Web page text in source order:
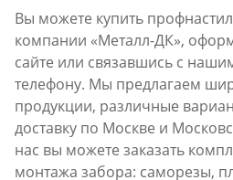
Вы можете купить
компании «Металл-ДК»,
сайте или связавшись с
телефону. Мы предлагаем
продукции, различные
доставку по Москве и
нас вы можете заказать
монтажа забора: саморезы,